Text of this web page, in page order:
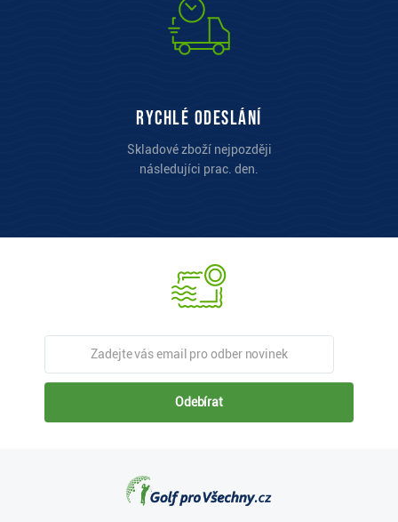
Rychlé odeslání
Skladové zboží nejpozději
následujíci prac. den.
Odebírat